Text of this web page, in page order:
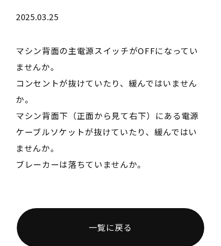
2025.03.25
マシン背面の主電源スイッチがOFFになってい
ませんか。
コンセントが抜けていたり、緩んではいません
か。
マシン背面下（正面から見て右下）にある電源
ケーブルソケットが抜けていたり、緩んではい
ませんか。
ブレーカーは落ちていませんか。
一覧に戻る